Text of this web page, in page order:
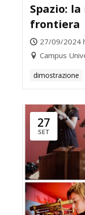
Spazio:
frontiera
27/09/2024
Campus
dimostrazione
27
SET